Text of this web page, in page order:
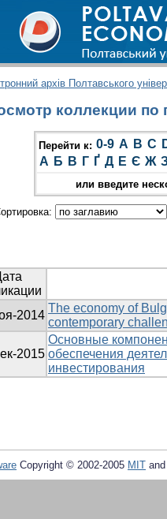
архів Полтавського
коллекции по
Перейти к: 0-9 A B C
А Б В Г Ґ Д Е Є Ж
или введите
2014
The economy of
contemporary
2015
Основные
обеспечения
инвестирования
Copyright © 2002-2005 MIT